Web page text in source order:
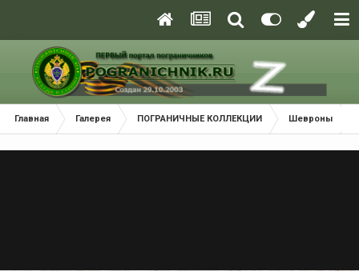
Главная Галерея ПОГРАНИЧНЫЕ КОЛЛЕКЦИИ Шевроны